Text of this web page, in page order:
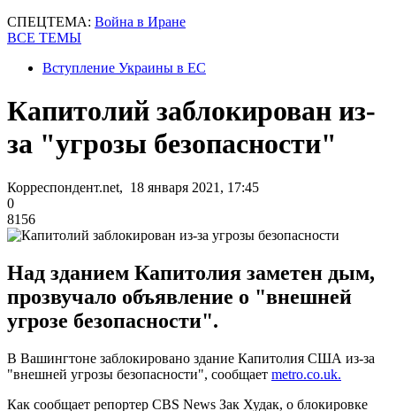
СПЕЦТЕМА: Война в Иране
ВСЕ ТЕМЫ
Вступление Украины в ЕС
Капитолий заблокирован из-
за "угрозы безопасности"
Корреспондент.net, 18 января 2021, 17:45
0
8156
Над зданием Капитолия заметен дым,
прозвучало объявление о "внешней
угрозе безопасности".
В Вашингтоне заблокировано здание Капитолия США из-за
"внешней угрозы безопасности", сообщает metro.co.uk.
Как сообщает репортер CBS News Зак Худак, о блокировке